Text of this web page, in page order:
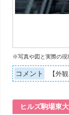
※写真や図と実際の現
コメント 【外観
ヒルズ駒場東